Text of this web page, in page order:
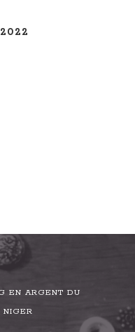
EN ARGENT DU